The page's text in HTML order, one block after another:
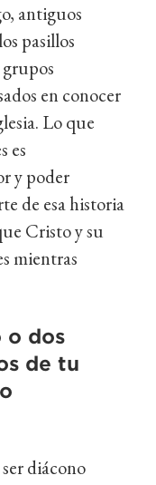
antiguos
pasillos
en conocer
Lo que
es
y poder
de esa historia
Cristo y su
mientras
o dos
de tu
diácono